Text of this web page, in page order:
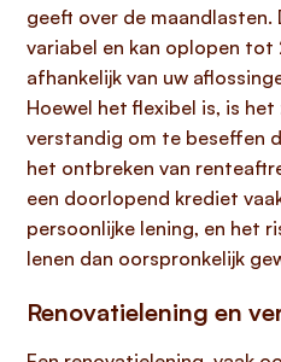
geeft over de maandlasten.
variabel en kan oplopen tot
afhankelijk van uw
Hoewel het flexibel is, is
verstandig om te beseffen
het ontbreken van
een doorlopend krediet
persoonlijke lening, en het
lenen dan oorspronkelijk
Renovatielening en